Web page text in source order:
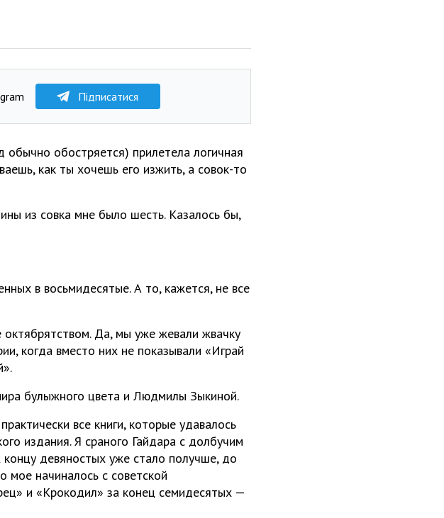
Підписатися
обостряется) прилетела логичная
как ты хочешь его изжить, а совок-то
из совка мне было шесть. Казалось бы,
в восьмидесятые. А то, кажется, не все
Да, мы уже жевали жвачку
когда вместо них не показывали «Играй
булыжного цвета и Людмилы Зыкиной.
все книги, которые удавалось
издания. Я сраного Гайдара с долбучим
девяностых уже стало получше, до
мое начиналось с советской
и «Крокодил» за конец семидесятых —